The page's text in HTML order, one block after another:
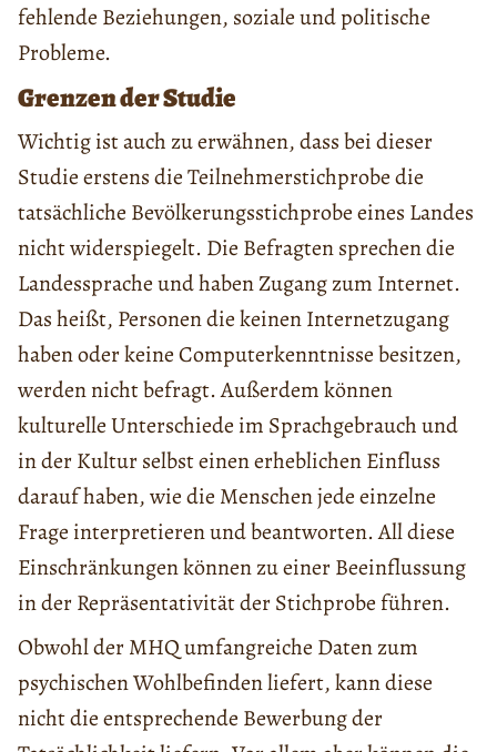
fehlende Beziehungen, soziale und politische
Probleme.
Grenzen der Studie
Wichtig ist auch zu erwähnen, dass bei dieser
Studie erstens die Teilnehmerstichprobe die
tatsächliche Bevölkerungsstichprobe eines Landes
nicht widerspiegelt. Die Befragten sprechen die
Landessprache und haben Zugang zum Internet.
Das heißt, Personen die keinen Internetzugang
haben oder keine Computerkenntnisse besitzen,
werden nicht befragt. Außerdem können
kulturelle Unterschiede im Sprachgebrauch und
in der Kultur selbst einen erheblichen Einfluss
darauf haben, wie die Menschen jede einzelne
Frage interpretieren und beantworten. All diese
Einschränkungen können zu einer Beeinflussung
in der Repräsentativität der Stichprobe führen.
Obwohl der MHQ umfangreiche Daten zum
psychischen Wohlbefinden liefert, kann diese
nicht die entsprechende Bewerbung der